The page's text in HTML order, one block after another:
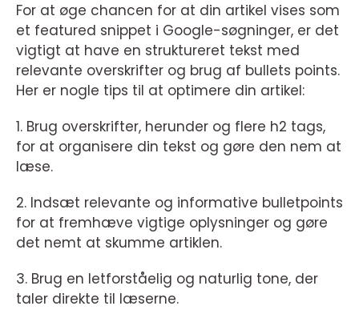
For at øge chancen for at din artikel vises som
et featured snippet i Google-søgninger, er det
vigtigt at have en struktureret tekst med
relevante overskrifter og brug af bullets points.
Her er nogle tips til at optimere din artikel:
1. Brug overskrifter, herunder og flere h2 tags,
for at organisere din tekst og gøre den nem at
læse.
2. Indsæt relevante og informative bulletpoints
for at fremhæve vigtige oplysninger og gøre
det nemt at skumme artiklen.
3. Brug en letforståelig og naturlig tone, der
taler direkte til læserne.